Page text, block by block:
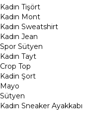
Kadın Tişört
Kadın Mont
Kadın Sweatshirt
Kadın Jean
Spor Sütyen
Kadın Tayt
Crop Top
Kadin Şort
Mayo
Sütyen
Kadın Sneaker Ayakkabı